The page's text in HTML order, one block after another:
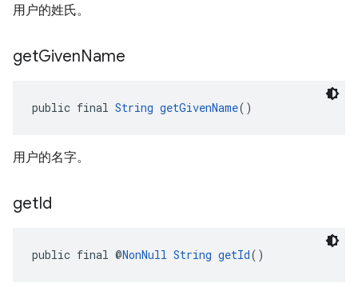
用户的姓氏。
getGivenName
public final String getGivenName()
用户的名字。
getId
public final @NonNull String getId()